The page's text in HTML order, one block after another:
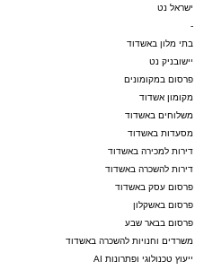
ישראל נט
-
בתי מלון באשדוד
יישובניק נט
פרסום במקומונים
מקומון אשדוד
משלוחים באשדוד
מסעדות באשדוד
דירות למכירה באשדוד
דירות להשכרה באשדוד
פרסום עסק באשדוד
פרסום באשקלון
פרסום בבאר שבע
משרדים וחנויות להשכרה באשדוד
ייעוץ טכנולוגי ופתרונות AI